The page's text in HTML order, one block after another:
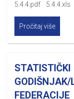
5.4.4.pdf 5.4.4.xls
Pročitaj više
STATISTIČKI
GODIŠNJAK/
FEDERACIJE